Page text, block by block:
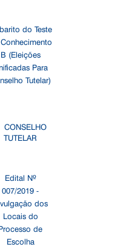
do Teste
B (Eleições
Para
Tutelar)
Edital Nº
007/2019 -
dos
Locais do
de
Escolha